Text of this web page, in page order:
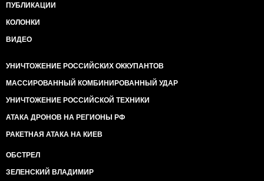
ПУБЛИКАЦИИ
КОЛОНКИ
ВИДЕО
УНИЧТОЖЕНИЕ РОССИЙСКИХ ОККУПАНТОВ
МАССИРОВАННЫЙ КОМБИНИРОВАННЫЙ УДАР
УНИЧТОЖЕНИЕ РОССИЙСКОЙ ТЕХНИКИ
АТАКА ДРОНОВ НА РЕГИОНЫ РФ
РАКЕТНАЯ АТАКА НА КИЕВ
ОБСТРЕЛ
ЗЕЛЕНСКИЙ ВЛАДИМИР